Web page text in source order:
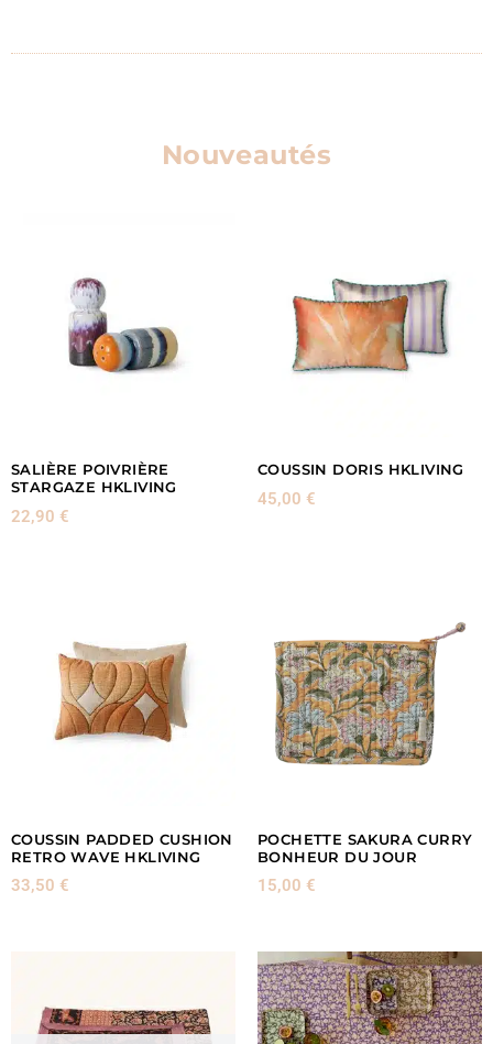
Nouveautés
SALIÈRE POIVRIÈRE
STARGAZE HKLIVING
22,90 €
COUSSIN DORIS HKLIVING
45,00 €
COUSSIN PADDED CUSHION
RETRO WAVE HKLIVING
33,50 €
POCHETTE SAKURA CURRY
BONHEUR DU JOUR
15,00 €